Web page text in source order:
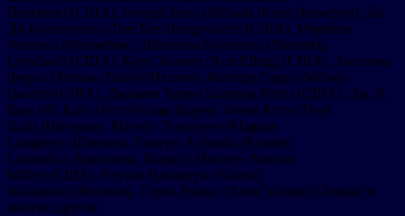
Benjamin) (США), Ричард Бона (Richard Bona) (Камерун), Ди
Ди Бриджуотер (Dee Dee Bridgewater) (США), Морейра
Чонгиса (Мозамбик), Шемекия Коупленд (Shemekia
Copeland) (США), Курт Эллинг (Kurt Elling) (США), Антонио
Фарао (Antonio Faraò) (Италия), Мелоди Гардо (Melody
Gardot) (США), Джазмея Хорн (Jazzmeia Horn) (США), Дж. К.
Ким (JK Kim) (Республика Корея), Феми Кути (Femi
Kuti) (Нигерия), Магнус Линдгрен (Magnus
Lindgren) (Швеция), Ромеро Лубамбо (Romero
Lubambo) (Бразилия), Маркус Миллер (Marcus
Miller) (США), Ясуши Накамура (Yasushi
Nakamura) (Япония), Тарек Ямани (Tarek Yamani) (Ливан) и
многие другие.